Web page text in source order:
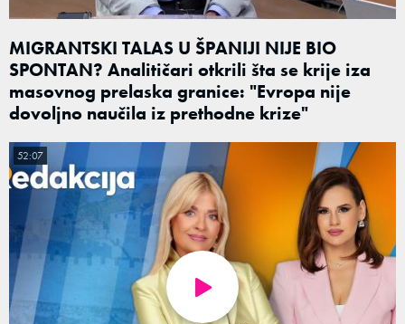
MIGRANTSKI TALAS U ŠPANIJI NIJE BIO
SPONTAN? Analitičari otkrili šta se krije iza
masovnog prelaska granice: "Evropa nije
dovoljno naučila iz prethodne krize"
52:07